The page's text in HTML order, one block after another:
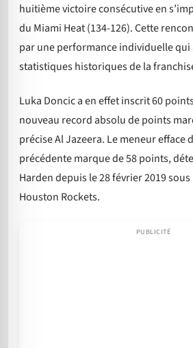
huitième victoire consécutive en
du Miami Heat (134-126). Cette
par une performance individuelle qui
statistiques historiques de la
Luka Doncic a en effet inscrit 60
nouveau record absolu de points
précise Al Jazeera. Le meneur efface
précédente marque de 58 points,
Harden depuis le 28 février 2019
Houston Rockets.